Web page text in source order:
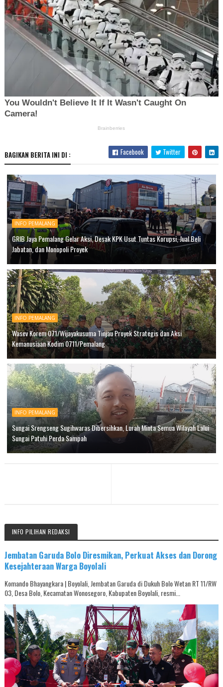
BAGIKAN BERITA INI DI : Facebook Twitter
INFO PEMALANG
GRIB Jaya Pemalang Gelar Aksi, Desak KPK Usut Tuntas Korupsi, Jual Beli
Jabatan, dan Monopoli Proyek
INFO PEMALANG
Wasev Korem 071/Wijayakusuma Tinjau Proyek Strategis dan Aksi
Kemanusiaan Kodim 0711/Pemalang
INFO PEMALANG
Sungai Srengseng Sugihwaras Dibersihkan, Lurah Minta Semua Wilayah Lalui
Sungai Patuhi Perda Sampah
INFO PILIHAN REDAKSI
Jembatan Garuda Bolo Diresmikan, Perkuat Akses dan Dorong
Kesejahteraan Warga Boyolali
Komando Bhayangkara | Boyolali, Jembatan Garuda di Dukuh Bolo Wetan RT 11/RW
03, Desa Bolo, Kecamatan Wonosegoro, Kabupaten Boyolali, resmi...